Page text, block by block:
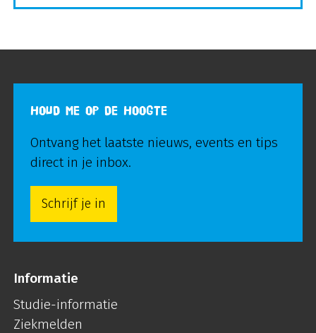
HOUD ME OP DE HOOGTE
Ontvang het laatste nieuws, events en tips
direct in je inbox.
Schrijf je in
Informatie
Studie-informatie
Ziekmelden